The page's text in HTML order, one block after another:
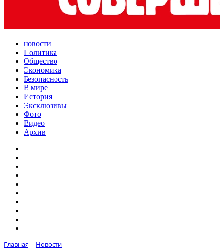
новости
Политика
Общество
Экономика
Безопасность
В мире
История
Эксклюзивы
Фото
Видео
Архив
Главная
Новости